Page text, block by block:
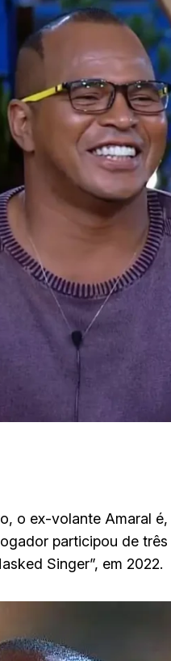
o ex-volante Amaral
participou de três
Singer”, em 2022.